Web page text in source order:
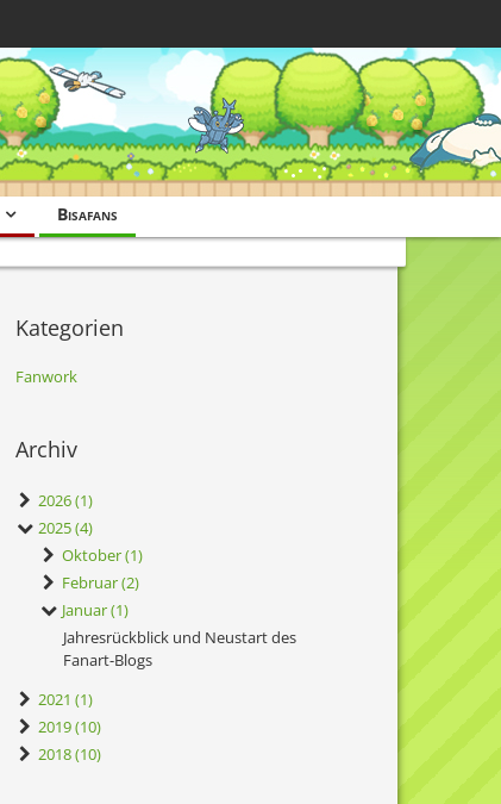
Bisafans
Kategorien
Fanwork
Archiv
2026 (1)
2025 (4)
Oktober (1)
Februar (2)
Januar (1)
Jahresrückblick und Neustart des
Fanart-Blogs
2021 (1)
2019 (10)
2018 (10)